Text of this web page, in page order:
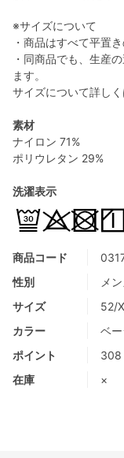
商品コード
性別
メ
サイズ
52/
カラー
ベー
ポイント
308
在庫
×
※サイズについて
・商品はすべて平置
・同商品でも、生産
ます。
サイズについて詳しく
素材
ナイロン 71%
ポリウレタン 29%
洗濯表示